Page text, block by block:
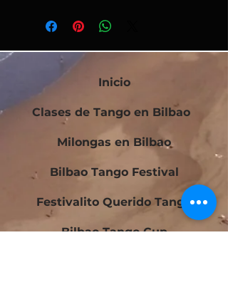
Inicio
Clases de Tango en Bilbao
Milongas en Bilbao
Bilbao Tango Festival
Festivalito Querido Tango
Bilbao Tango Cup